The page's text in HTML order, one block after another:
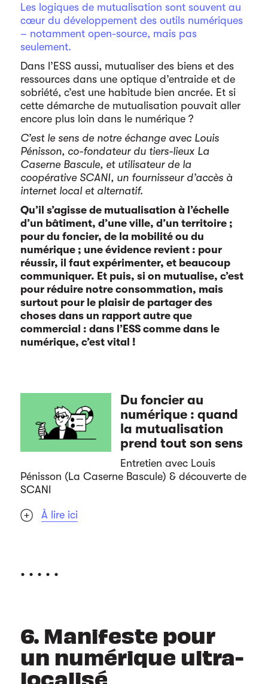
Les logiques de mutualisation sont souvent au
cœur du développement des outils numériques
– notamment open-source, mais pas
seulement.
Dans l’ESS aussi, mutualiser des biens et des
ressources dans une optique d’entraide et de
sobriété, c’est une habitude bien ancrée. Et si
cette démarche de mutualisation pouvait aller
encore plus loin dans le numérique ?
C’est le sens de notre échange avec Louis
Pénisson, co-fondateur du tiers-lieux La
Caserne Bascule, et utilisateur de la
coopérative SCANI, un fournisseur d’accès à
internet local et alternatif.
Qu’il s’agisse de mutualisation à l’échelle
d’un bâtiment, d’une ville, d’un territoire ;
pour du foncier, de la mobilité ou du
numérique ; une évidence revient : pour
réussir, il faut expérimenter, et beaucoup
communiquer. Et puis, si on mutualise, c’est
pour réduire notre consommation, mais
surtout pour le plaisir de partager des
choses dans un rapport autre que
commercial : dans l’ESS comme dans le
numérique, c’est vital !
Du foncier au
numérique : quand
la mutualisation
prend tout son sens
Entretien avec Louis
Pénisson (La Caserne Bascule) & découverte de
SCANI
À lire ici
. . . . .
6. Manifeste pour
un numérique ultra-
localisé